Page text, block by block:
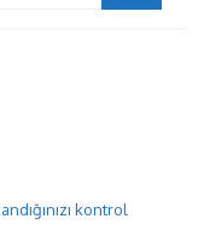
kontrol